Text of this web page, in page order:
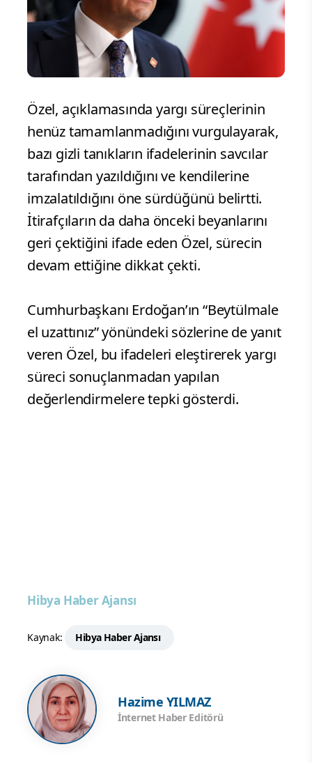
Özel, açıklamasında yargı süreçlerinin
henüz tamamlanmadığını vurgulayarak,
bazı gizli tanıkların ifadelerinin savcılar
tarafından yazıldığını ve kendilerine
imzalatıldığını öne sürdüğünü belirtti.
İtirafçıların da daha önceki beyanlarını
geri çektiğini ifade eden Özel, sürecin
devam ettiğine dikkat çekti.
Cumhurbaşkanı Erdoğan’ın “Beytülmale
el uzattınız” yönündeki sözlerine de yanıt
veren Özel, bu ifadeleri eleştirerek yargı
süreci sonuçlanmadan yapılan
değerlendirmelere tepki gösterdi.
Hibya Haber Ajansı
Kaynak: Hibya Haber Ajansı
Hazime YILMAZ
İnternet Haber Editörü